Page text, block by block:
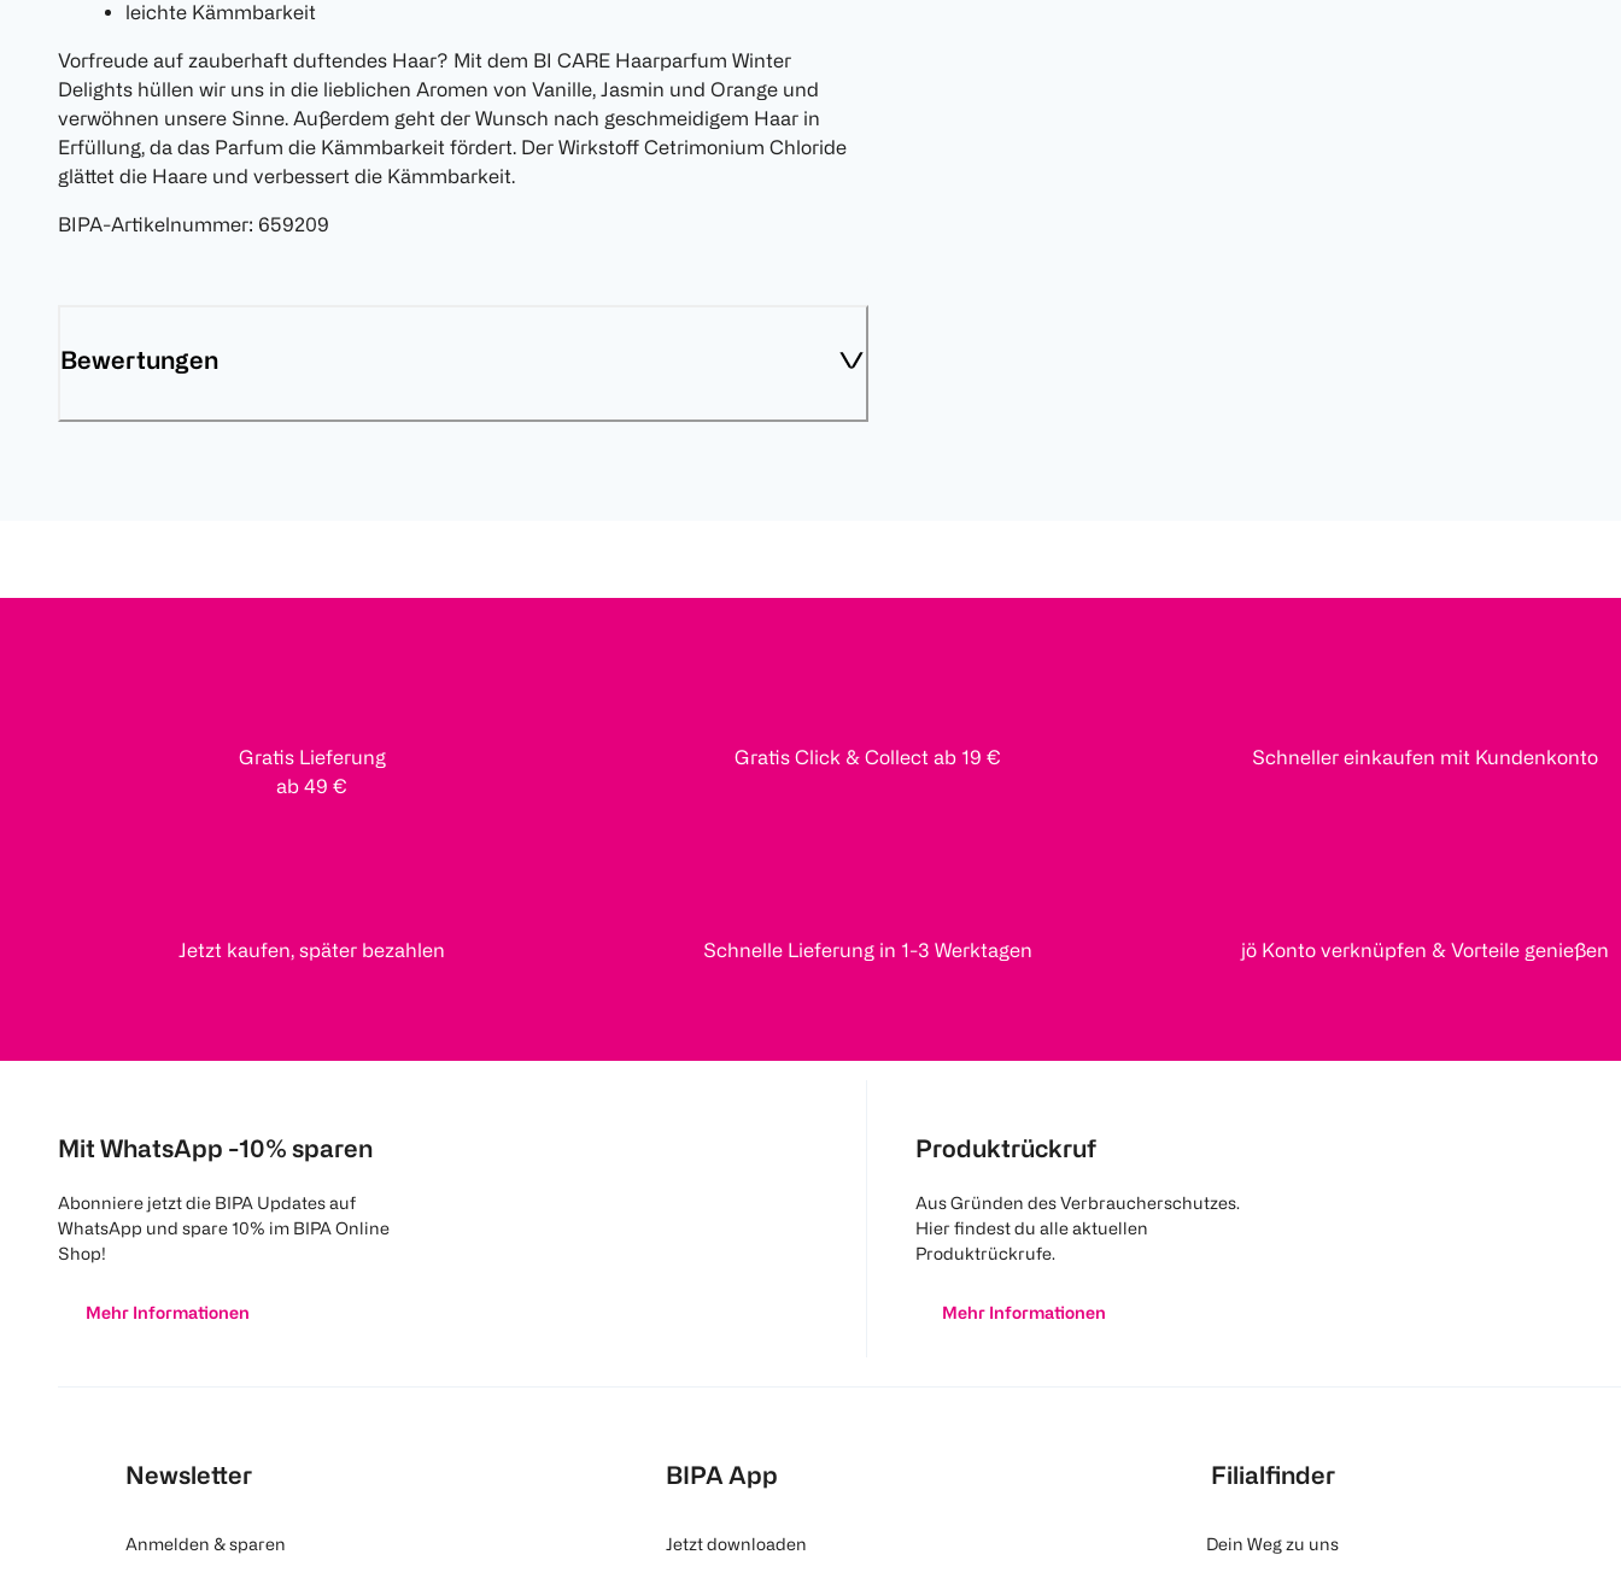
leichte Kämmbarkeit
Vorfreude auf zauberhaft duftendes Haar? Mit dem BI CARE Haarparfum Winter
Delights hüllen wir uns in die lieblichen Aromen von Vanille, Jasmin und Orange und
verwöhnen unsere Sinne. Außerdem geht der Wunsch nach geschmeidigem Haar in
Erfüllung, da das Parfum die Kämmbarkeit fördert. Der Wirkstoff Cetrimonium Chloride
glättet die Haare und verbessert die Kämmbarkeit.
BIPA-Artikelnummer: 659209
Bewertungen
Gratis Lieferung
ab 49 €
Gratis Click & Collect ab 19 € Schneller einkaufen mit Kundenkonto
Jetzt kaufen, später bezahlen Schnelle Lieferung in 1-3 Werktagen jö Konto verknüpfen & Vorteile genießen
Mit WhatsApp -10% sparen
Abonniere jetzt die BIPA Updates auf
WhatsApp und spare 10% im BIPA Online
Shop!
Mehr Informationen
Produktrückruf
Aus Gründen des Verbraucherschutzes.
Hier findest du alle aktuellen
Produktrückrufe.
Mehr Informationen
Newsletter
Anmelden & sparen
BIPA App
Jetzt downloaden
Filialfinder
Dein Weg zu uns